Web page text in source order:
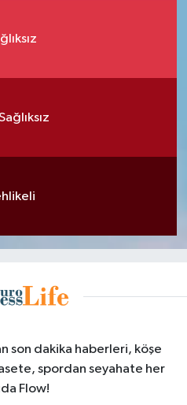
son dakika haberleri, köşe
spordan seyahate her
Flow!